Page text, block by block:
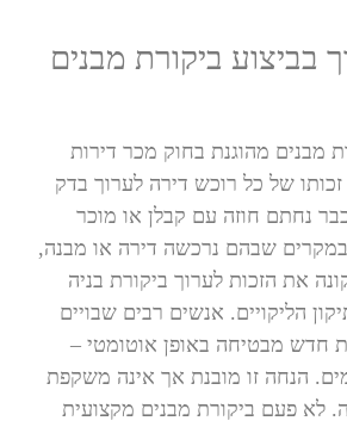
בביצוע ביקורת מבנים
מבנים מהוגנת בחוק מכר דירות
כי זכותו של כל רוכש דירה לערוך בדק
נחתם חוזה עם קבלן או מוכר
שבהם נרכשה דירה או מבנה,
את הזכות לערוך ביקורת בניה
הליקויים. אנשים רבים שבויים
חדש מבטיחה באופן אוטומטי –
הנחה זו מובנת אך אינה משקפת
לא פעם ביקורת מבנים מקצועית